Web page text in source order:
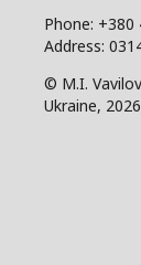
Phone: +380
Address:
© M.I.
Ukraine, 2026